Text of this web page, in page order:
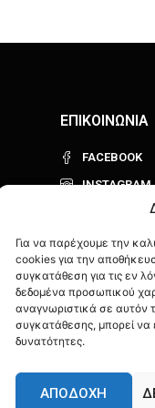
Για να παρέχουμε την
cookies για την
συγκατάθεση για τις εν
δεδομένα προσωπικού
αναγνωριστικά σε αυτόν
συγκατάθεσης, μπορεί να
δυνατότητες.
ΑΠΟΔΟΧΉ
ΕΠΙΚΟΙΝΩΝΙΑ
FACEBOOK
INSTAGRAM